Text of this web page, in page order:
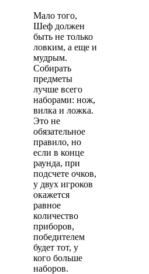
Мало того,
Шеф должен
быть не только
ловким, а еще и
мудрым.
Собирать
предметы
лучше всего
наборами: нож,
вилка и ложка.
Это не
обязательное
правило, но
если в конце
раунда, при
подсчете очков,
у двух игроков
окажется
равное
количество
приборов,
победителем
будет тот, у
кого больше
наборов.